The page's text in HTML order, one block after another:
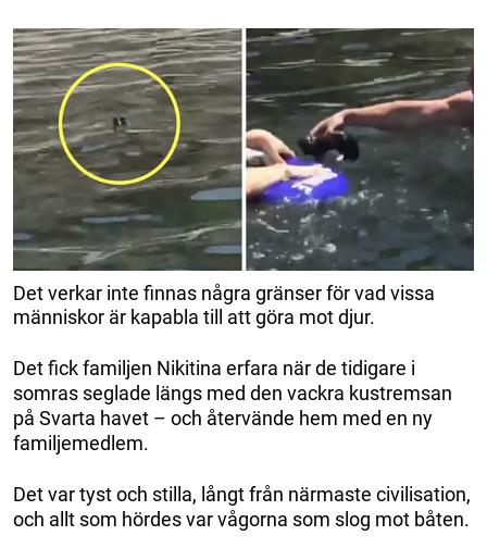
Det verkar inte finnas några gränser för vad vissa
människor är kapabla till att göra mot djur.
Det fick familjen Nikitina erfara när de tidigare i
somras seglade längs med den vackra kustremsan
på Svarta havet – och återvände hem med en ny
familjemedlem.
Det var tyst och stilla, långt från närmaste civilisation,
och allt som hördes var vågorna som slog mot båten.